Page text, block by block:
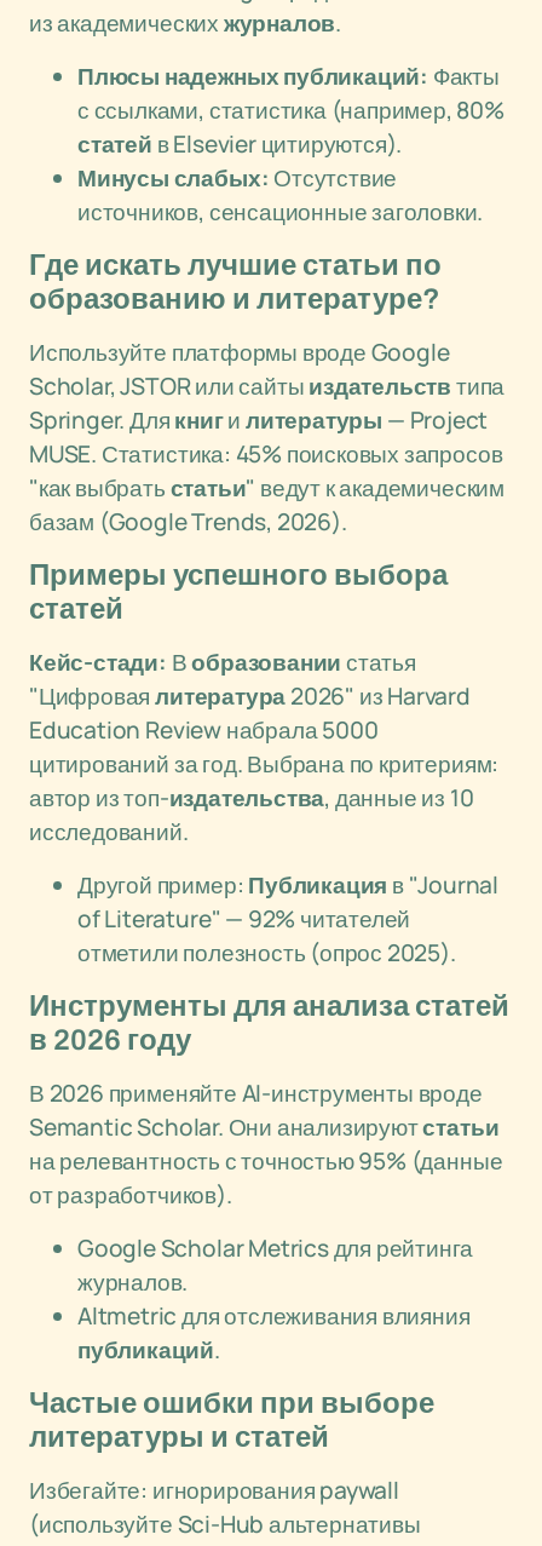
из академическихжурналов.
Плюсы надежных публикаций: Факты
с ссылками, статистика (например, 80%
статей в Elsevier цитируются).
Минусы слабых: Отсутствие
источников, сенсационные заголовки.
Где искать лучшие статьи по
образованию и литературе?
Используйте платформы вроде Google
Scholar, JSTOR или сайтыиздательствтипа
Springer. Длякнигилитературы — Project
MUSE. Статистика: 45% поисковых запросов
"как выбратьстатьи" ведут к академическим
базам (Google Trends, 2026).
Примеры успешного выбора
статей
Кейс-стади: Вобразованиистатья
"Цифроваялитература2026" из Harvard
Education Review набрала 5000
цитирований за год. Выбрана по критериям:
автор из топ-издательства, данные из 10
исследований.
Другой пример: Публикация в "Journal
of Literature" — 92% читателей
отметили полезность (опрос 2025).
Инструменты для анализа статей
в 2026 году
В 2026 применяйте AI-инструменты вроде
Semantic Scholar. Они анализируютстатьи
на релевантность с точностью 95% (данные
от разработчиков).
Google Scholar Metrics для рейтинга
журналов.
Altmetric для отслеживания влияния
публикаций.
Частые ошибки при выборе
литературы и статей
Избегайте: игнорирования paywall
(используйте Sci-Hub альтернативы